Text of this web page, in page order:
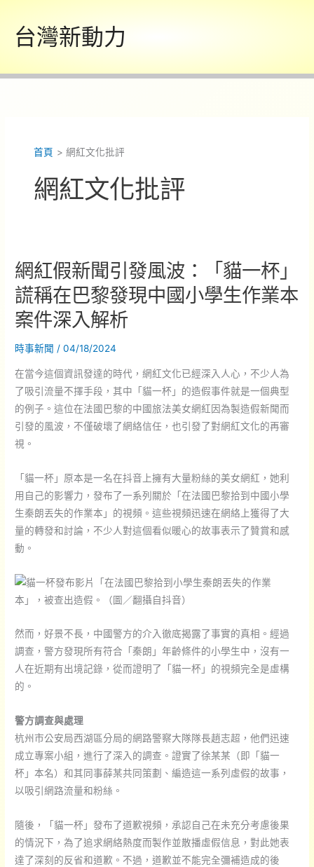
內
台灣新動力
首頁 網紅文化批評
網紅文化批評
網紅假新聞引發風波：「貓一杯」
謊稱在巴黎發現中國小學生作業本
案件深入解析
時事新聞 /04/18/2024
在當今這個資訊發達的時代，網紅文化已經深入人心，不少人為
了吸引流量不擇手段，其中「貓一杯」的造假事件就是一個典型
的例子。這位在法國巴黎的中國旅法美女網紅因為製造假新聞而
引發的風波，不僅破壞了網絡信任，也引發了對網紅文化的再審
視。
「貓一杯」原本是一名在抖音上擁有大量粉絲的美女網紅，她利
用自己的影響力，發布了一系列關於「在法國巴黎拾到中國小學
生秦朗丟失的作業本」的視頻。這些視頻迅速在網絡上獲得了大
量的轉發和討論，不少人對這個看似暖心的故事表示了贊賞和感
動。
然而，好景不長，中國警方的介入徹底揭露了事實的真相。經過
調查，警方發現所有符合「秦朗」年齡條件的小學生中，沒有一
人在近期有出境記錄，從而證明了「貓一杯」的視頻完全是虛構
的。
警方調查與處理
杭州市公安局西湖區分局的網路警察大隊隊長趙志超，他們迅速
成立專案小組，進行了深入的調查。證實了徐某某（即「貓一
杯」本名）和其同事薛某共同策劃、編造這一系列虛假的故事，
以吸引網路流量和粉絲。
隨後，「貓一杯」發布了道歉視頻，承認自己在未充分考慮後果
的情況下，為了追求網絡熱度而製作並散播虛假信息，對此她表
達了深刻的反省和道歉。不過，道歉並不能完全彌補造成的後